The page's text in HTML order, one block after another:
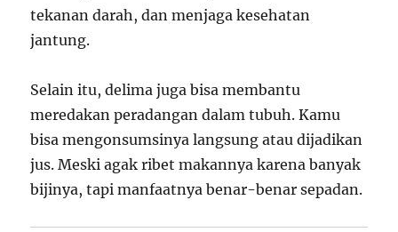
tekanan darah, dan menjaga kesehatan
jantung.
Selain itu, delima juga bisa membantu
meredakan peradangan dalam tubuh. Kamu
bisa mengonsumsinya langsung atau dijadikan
jus. Meski agak ribet makannya karena banyak
bijinya, tapi manfaatnya benar-benar sepadan.